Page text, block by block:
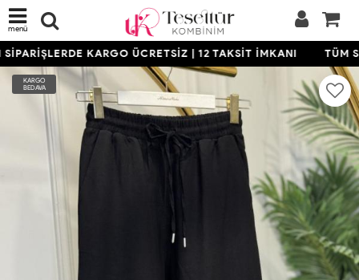
menü
KARGO ÜCRETSİZ | 12 TAKSİT İMKANI TÜM
KARGO
BEDAVA